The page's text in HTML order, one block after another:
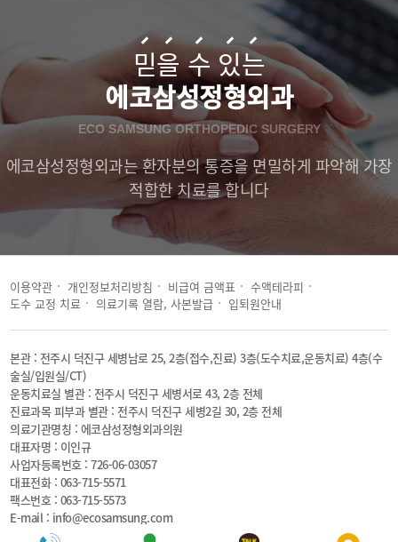
믿을수있는
에코삼성정형외과
ECO SAMSUNG ORTHOPEDIC SURGERY
에코삼성정형외과는 환자분의 통증을 면밀하게 파악해 가장
적합한 치료를 합니다
이용약관 개인정보처리방침 비급여 금액표
수액테라피
도수 교정 치료
의료기록 열람, 사본발급 입퇴원안내
본관 : 전주시 덕진구 세병남로 25, 2층(접수,진료) 3층(도수치료,운동치료) 4층(수
술실/입원실/CT)
운동치료실 별관 : 전주시 덕진구 세병서로 43, 2층 전체
진료과목 피부과 별관 : 전주시 덕진구 세병2길 30, 2층 전체
의료기관명칭 : 에코삼성정형외과의원
대표자명 : 이인규
사업자등록번호 : 726-06-03057
대표전화 : 063-715-5571
팩스번호 : 063-715-5573
E-mail : info@ecosamsung.com